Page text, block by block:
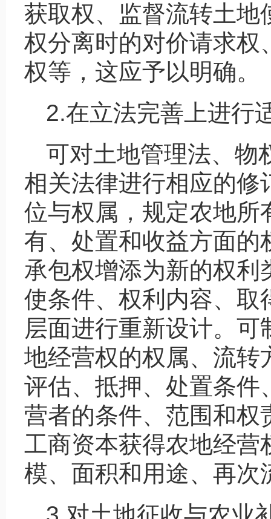
获取权、监督流转土地
权分离时的对价请求权
权等，这应予以明确。
2.在立法完善上进行
可对土地管理法、物
相关法律进行相应的修
位与权属，规定农地所
有、处置和收益方面的
承包权增添为新的权利
使条件、权利内容、取
层面进行重新设计。
地经营权的权属、流转
评估、抵押、处置条件
营者的条件、范围和权
工商资本获得农地经营
模、面积和用途、再次